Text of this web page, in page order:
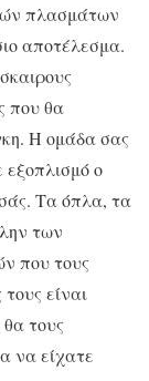
πλασμάτων
αποτέλεσμα.
που θα
Η ομάδα σας
ο
Τα όπλα, τα
των
που τους
είναι
τους
να είχατε